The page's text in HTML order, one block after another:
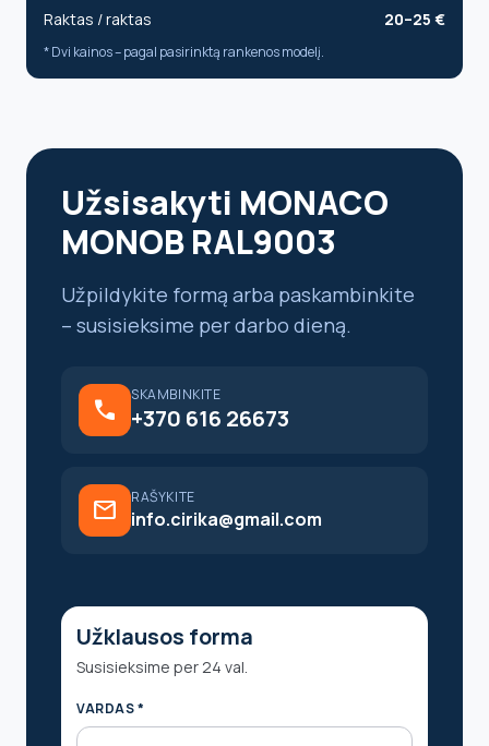
Raktas / raktas
20–25 €
* Dvi kainos – pagal pasirinktą rankenos modelį.
Užsisakyti MONACO
MONOB RAL9003
Užpildykite formą arba paskambinkite
– susisieksime per darbo dieną.
call
SKAMBINKITE
+370 616 26673
mail RAŠYKITE
info.cirika@gmail.com
Užklausos forma
Susisieksime per 24 val.
VARDAS *